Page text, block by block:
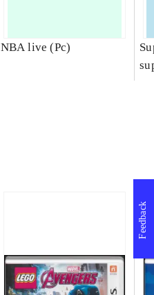
NBA live (Pc)
Feedback